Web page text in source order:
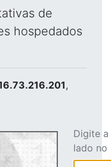
de
hospedados
,
Digite
lado no